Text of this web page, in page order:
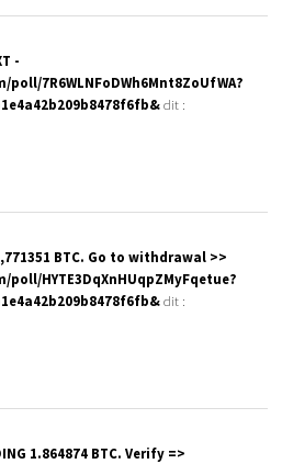
-
7R6WLNFoDWh6Mnt8ZoUfWA?
dit :
BTC. Go to withdrawal >>
HYTE3DqXnHUqpZMyFqetue?
dit :
1.864874 BTC. Verify =>